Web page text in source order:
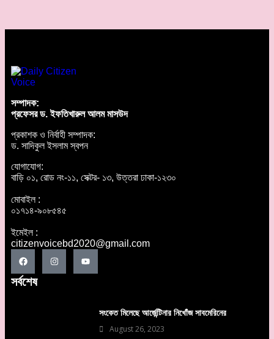
সম্পাদক:
প্রফেসর ড. ইফতিখারুল আলম মাসউদ
প্রকাশক ও নির্বাহী সম্পাদক:
ড. সাদিকুল ইসলাম স্বপন
যোগাযোগ:
বাড়ি ০১, রোড নং-১১, সেক্টর- ১৩, উত্তরা ঢাকা-১২৩০
মোবাইল :
০১৭১৪-৯০৮৫৪৫
ইমেইল :
citizenvoicebd2020@gmail.com
সর্বশেষ
সংকেত মিলেছে আর্জেন্টিনার নিখোঁজ সাবমেরিনের
August 26, 2023